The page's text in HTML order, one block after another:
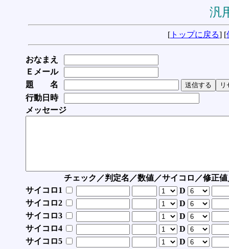
汎
[ トップに戻る] [
おなまえ
Ｅメール
題 名
行動日時
メッセージ
チェック／判定名／数値／サイコロ／修正
サイコロ1
D
サイコロ2
D
サイコロ3
D
サイコロ4
D
サイコロ5
D